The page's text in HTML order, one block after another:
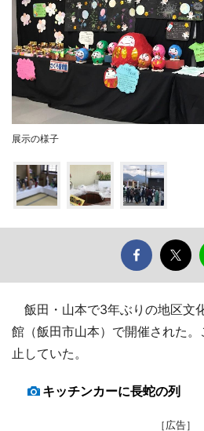
展示の様子
飯田・山本で3年ぶりの地区文
館（飯田市山本）で開催された
止していた。
キッチンカーに長蛇の列
［広告］